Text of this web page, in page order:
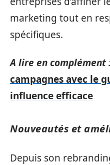
marketing tout en
spécifiques.
A lire en complément
campagnes avec le
influence efficace
Nouveautés et
Depuis son